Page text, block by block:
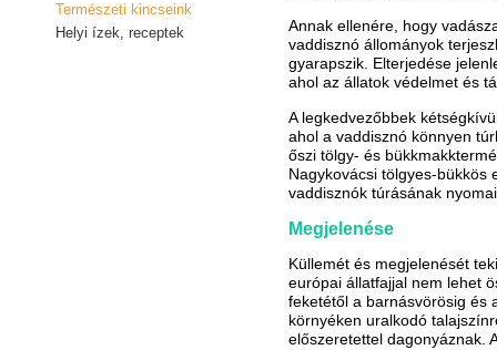
Természeti kincseink
Helyi ízek, receptek
Annak ellenére, hogy
vaddisznó állományok
gyarapszik. Elterjedése
ahol az állatok védelmet és
A legkedvezőbbek
ahol a vaddisznó könnyen
őszi tölgy- és
Nagykovácsi tölgyes-bükkös
vaddisznók túrásának
Megjelenése
Küllemét és megjelenését
európai állatfajjal nem lehet
feketétől a barnásvörösig és
környéken uralkodó
előszeretettel dagonyáznak.